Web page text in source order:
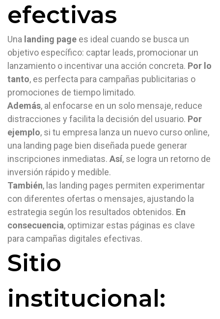
efectivas
Una landing page es ideal cuando se busca un
objetivo específico: captar leads, promocionar un
lanzamiento o incentivar una acción concreta. Por lo
tanto, es perfecta para campañas publicitarias o
promociones de tiempo limitado.
Además, al enfocarse en un solo mensaje, reduce
distracciones y facilita la decisión del usuario. Por
ejemplo, si tu empresa lanza un nuevo curso online,
una landing page bien diseñada puede generar
inscripciones inmediatas. Así, se logra un retorno de
inversión rápido y medible.
También, las landing pages permiten experimentar
con diferentes ofertas o mensajes, ajustando la
estrategia según los resultados obtenidos. En
consecuencia, optimizar estas páginas es clave
para campañas digitales efectivas.
Sitio
institucional: